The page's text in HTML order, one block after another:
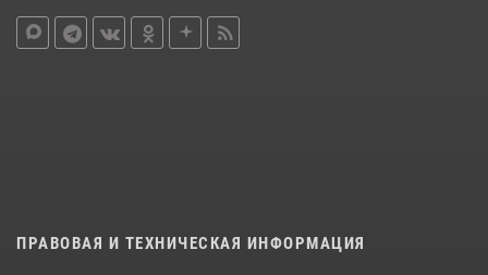
ПРАВОВАЯ И ТЕХНИЧЕСКАЯ ИНФОРМАЦИЯ